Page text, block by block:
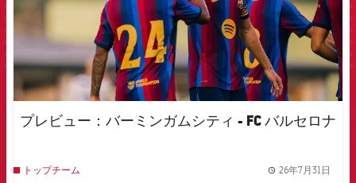
プレビュー：バーミンガムシティ - FC バルセロナ
トップチーム 26年7月31日